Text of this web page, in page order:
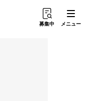
募集中 メニュー